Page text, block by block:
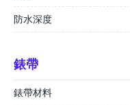
防水深度
錶帶
錶帶材料